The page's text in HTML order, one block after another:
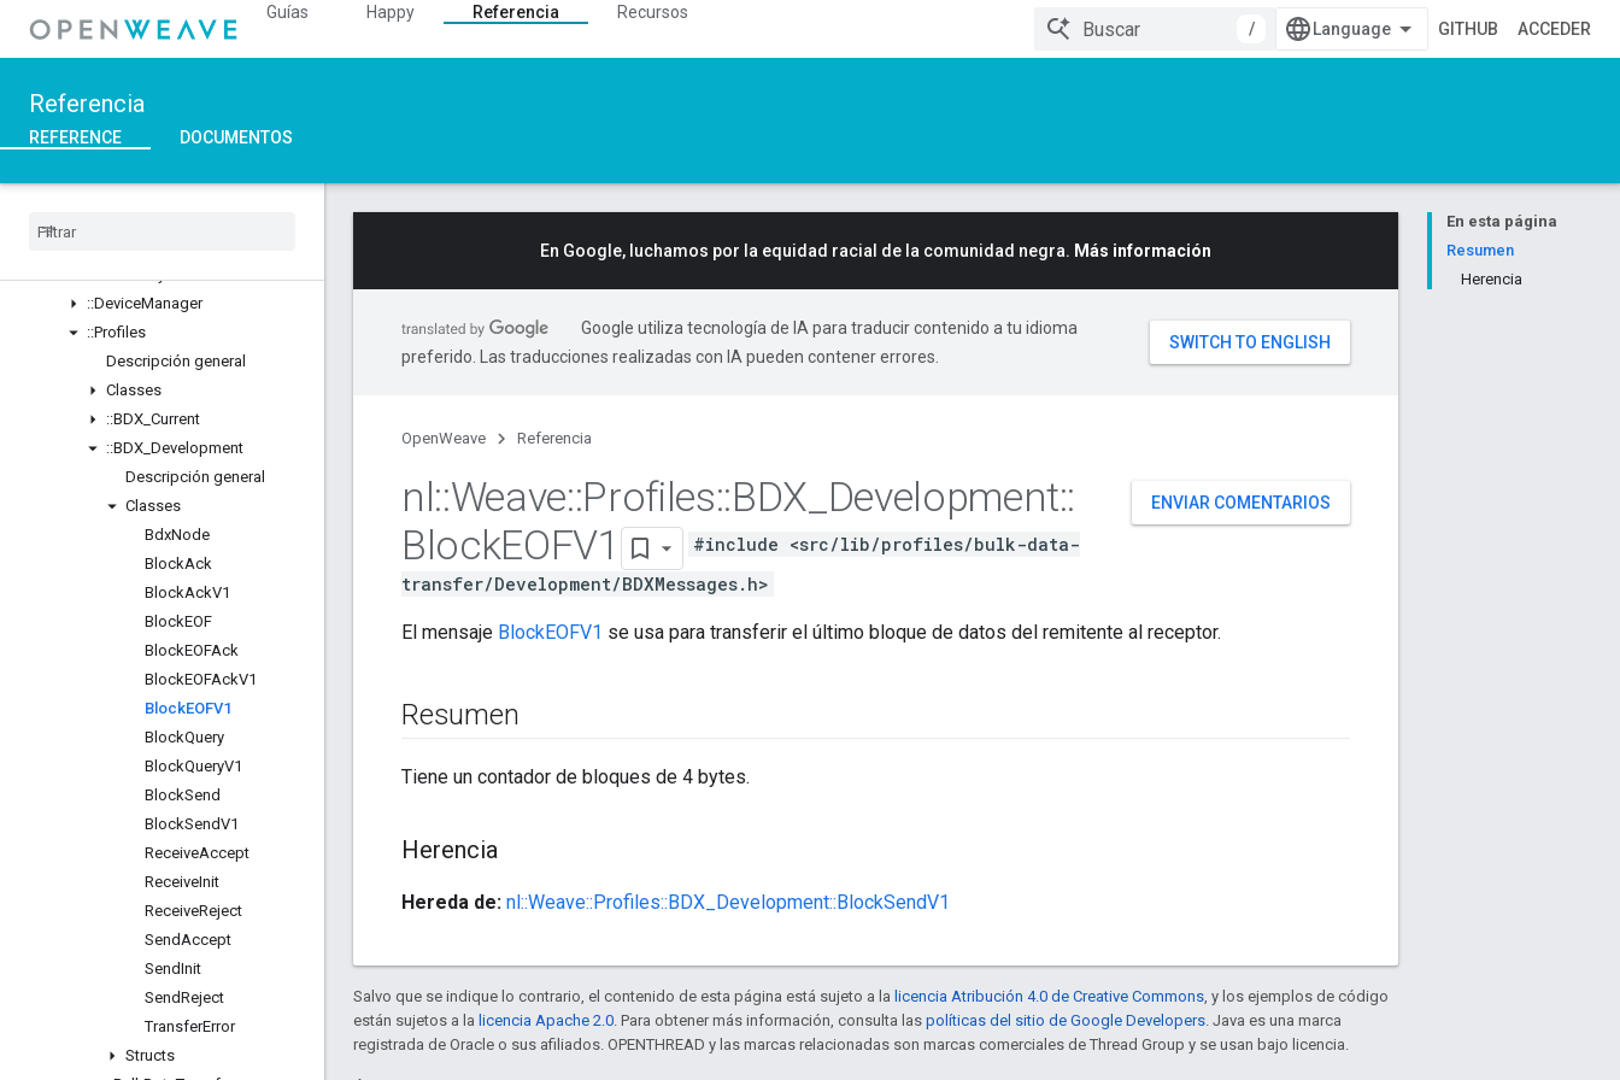
Guías Happy Referencia
Recursos
/
GITHUB ACCEDER
Referencia
REFERENCE DOCUMENTOS
::Inet
Descripción general
Classes
Unions
::DeviceManager
::Profiles
Descripción general
Classes
::BDX Current
::BDX Development
Descripción general
Classes
BdxNode
BlockAck
BlockAckV1
BlockEOF
BlockEOFAck
BlockEOFAckV1
BlockEOFV1
BlockQuery
BlockQueryV1
BlockSend
BlockSendV1
ReceiveAccept
ReceiveInit
ReceiveReject
SendAccept
SendInit
SendReject
TransferError
Structs
En esta página
Resumen
Herencia
En Google, luchamos por la equidad racial de la comunidad negra. Más información
Google utiliza tecnología de IA para traducir contenido a tu idioma
preferido. Las traducciones realizadas con IA pueden contener errores.
OpenWeave Referencia
ENVIAR COMENTARIOS
nl::Weave::Profiles::BDX Development::
BlockEOFV1
#include <src/lib/profiles/bulk-data-
transfer/Development/BDXMessages.h>
El mensaje BlockEOFV1 se usa para transferir el último bloque de datos del remitente al receptor.
Resumen
Tiene un contador de bloques de 4 bytes.
Herencia
Hereda de: nl::Weave::Profiles::BDX_Development::BlockSendV1
Salvo que se indique lo contrario, el contenido de esta página está sujeto a la licencia Atribución 4.0 de Creative Commons, y los ejemplos de código
están sujetos a la licencia Apache 2.0. Para obtener más información, consulta las políticas del sitio de Google Developers. Java es una marca
registrada de Oracle o sus afiliados. OPENTHREAD y las marcas relacionadas son marcas comerciales de Thread Group y se usan bajo licencia.